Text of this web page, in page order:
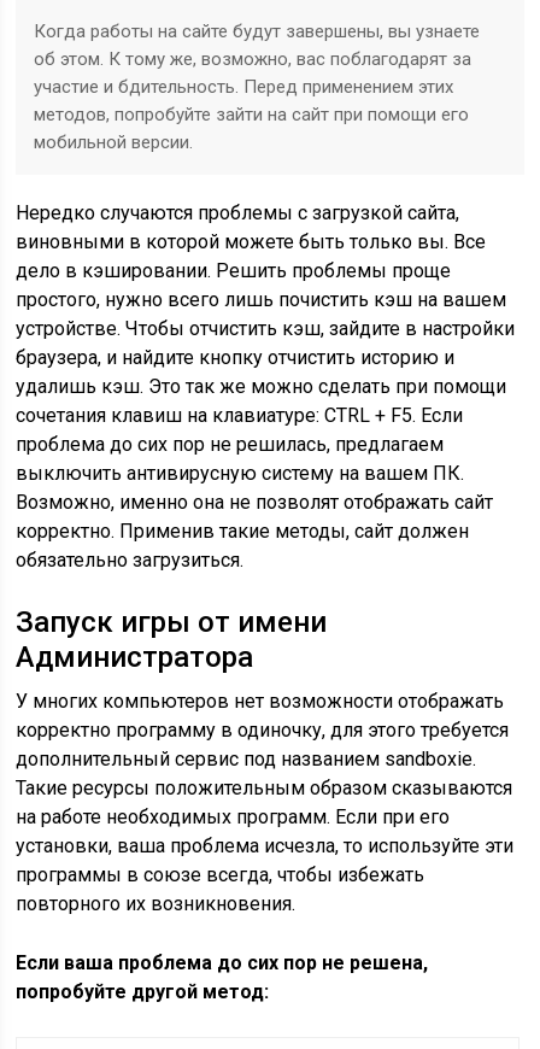
Когда работы на сайте будут завершены, вы узнаете
об этом. К тому же, возможно, вас поблагодарят за
участие и бдительность. Перед применением этих
методов, попробуйте зайти на сайт при помощи его
мобильной версии.
Нередко случаются проблемы с загрузкой сайта,
виновными в которой можете быть только вы. Все
дело в кэшировании. Решить проблемы проще
простого, нужно всего лишь почистить кэш на вашем
устройстве. Чтобы отчистить кэш, зайдите в настройки
браузера, и найдите кнопку отчистить историю и
удалишь кэш. Это так же можно сделать при помощи
сочетания клавиш на клавиатуре: CTRL + F5. Если
проблема до сих пор не решилась, предлагаем
выключить антивирусную систему на вашем ПК.
Возможно, именно она не позволят отображать сайт
корректно. Применив такие методы, сайт должен
обязательно загрузиться.
Запуск игры от имени
Администратора
У многих компьютеров нет возможности отображать
корректно программу в одиночку, для этого требуется
дополнительный сервис под названием sandboxie.
Такие ресурсы положительным образом сказываются
на работе необходимых программ. Если при его
установки, ваша проблема исчезла, то используйте эти
программы в союзе всегда, чтобы избежать
повторного их возникновения.
Если ваша проблема до сих пор не решена,
попробуйте другой метод: